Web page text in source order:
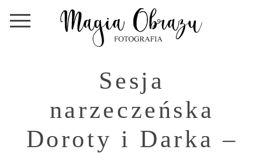
Sesja
narzeczeńska
Doroty i Darka –